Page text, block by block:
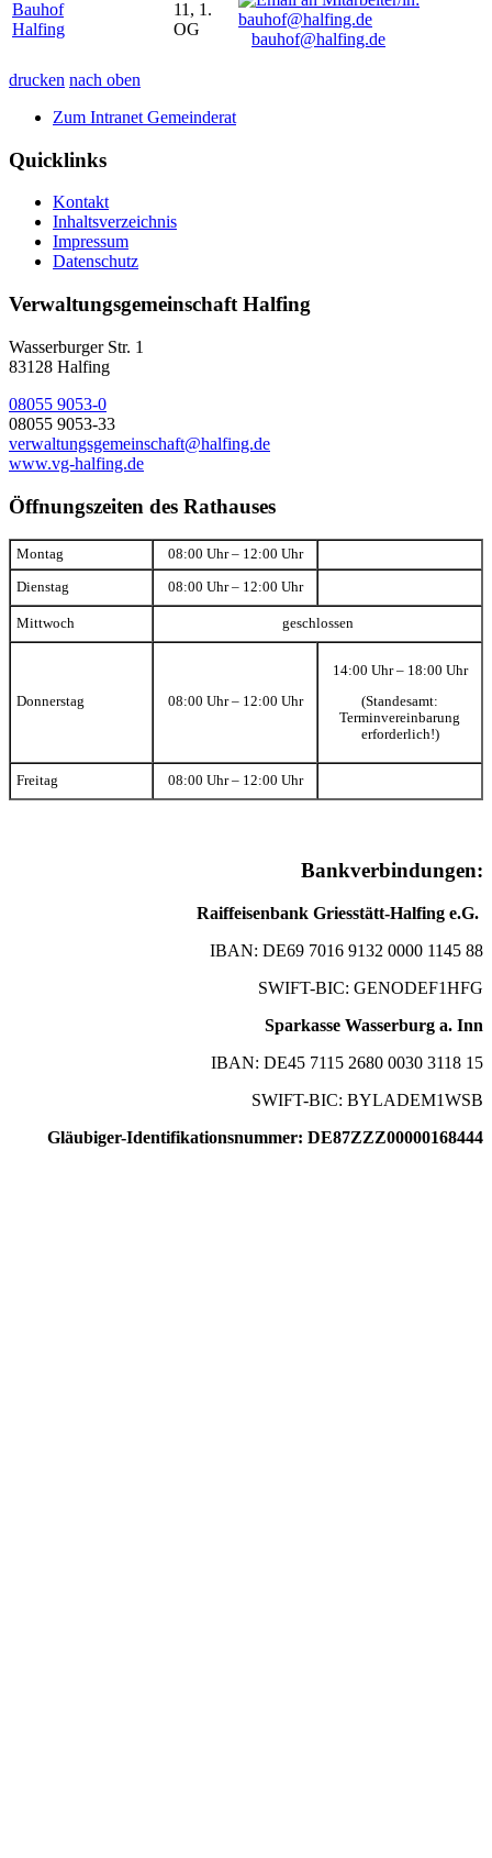
Bauhof
Halfing
11, 1.
OG
bauhof@halfing.de
drucken nach oben
Zum Intranet Gemeinderat
Quicklinks
Kontakt
Inhaltsverzeichnis
Impressum
Datenschutz
Verwaltungsgemeinschaft Halfing
Wasserburger Str. 1
83128 Halfing
08055 9053-0
08055 9053-33
verwaltungsgemeinschaft@halfing.de
www.vg-halfing.de
Öffnungszeiten des Rathauses
Montag 08:00 Uhr – 12:00 Uhr
Dienstag 08:00 Uhr – 12:00 Uhr
Mittwoch geschlossen
Donnerstag 08:00 Uhr – 12:00 Uhr
14:00 Uhr – 18:00 Uhr
(Standesamt:
Terminvereinbarung
erforderlich!)
Freitag 08:00 Uhr – 12:00 Uhr
Bankverbindungen:
Raiffeisenbank Griesstätt-Halfing e.G.
IBAN: DE69 7016 9132 0000 1145 88
SWIFT-BIC: GENODEF1HFG
Sparkasse Wasserburg a. Inn
IBAN: DE45 7115 2680 0030 3118 15
SWIFT-BIC: BYLADEM1WSB
Gläubiger-Identifikationsnummer: DE87ZZZ00000168444